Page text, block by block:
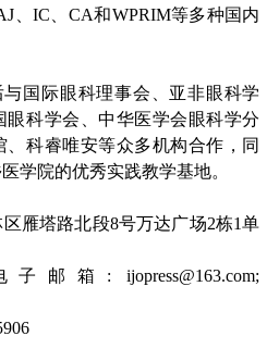
、IC、CA和WPRIM等多种国内
国际眼科理事会、亚非眼科学
科学会、中华医学会眼科学分
科睿唯安等众多机构合作，同
学院的优秀实践教学基地。
雁塔路北段8号万达广场2栋1单
邮箱: ijopress@163.com;